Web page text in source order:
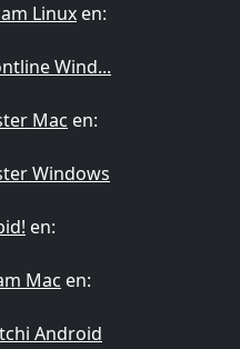
Linux en:
Wind...
Mac en:
Windows
en:
Mac en:
Android